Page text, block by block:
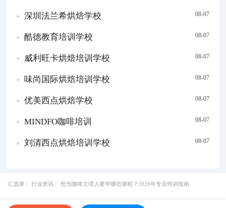
深圳法兰希烘焙学校 08-07
酷德教育培训学校 08-07
威利旺卡烘焙培训学校 08-07
味尚国际烘焙培训学校 08-07
优美西点烘焙学校 08-07
MINDFO咖啡培训 08-07
刘清西点烘焙培训学校 08-07
汇选课 行业资讯 想当咖啡主理人要学哪些课程？2026年专业培训指南